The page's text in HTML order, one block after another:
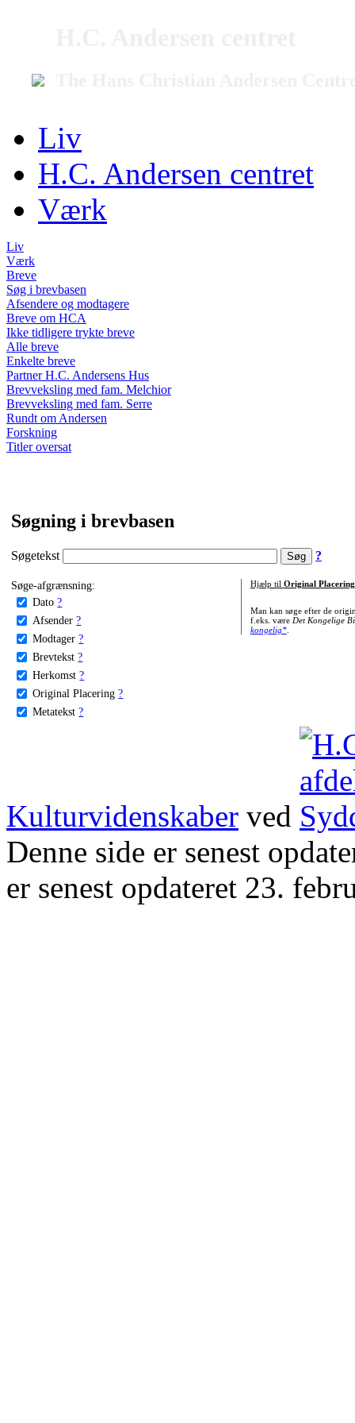
Liv
H.C. Andersen centret
Værk
Liv
Værk
Breve
Søg i brevbasen
Afsendere og modtagere
Breve om HCA
Ikke tidligere trykte breve
Alle breve
Enkelte breve
Partner H.C. Andersens Hus
Brevveksling med fam. Melchior
Brevveksling med fam. Serre
Rundt om Andersen
Forskning
Titler oversat
Søgning i brevbasen
Søgetekst ?
Søge-afgrænsning:
Dato ?
Afsender ?
Modtager ?
Brevtekst ?
Herkomst ?
Original Placering ?
Metatekst ?
Hjælp til Original Placering
Man kan søge efter de
f.eks. være Det Kongelige
kongelig*.
Kulturvidenskaber ved
Denne side er senest
er senest opdateret 23.